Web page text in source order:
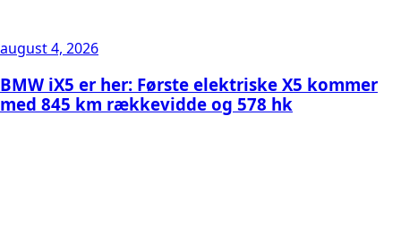
august 4, 2026
BMW iX5 er her: Første elektriske X5 kommer
med 845 km rækkevidde og 578 hk